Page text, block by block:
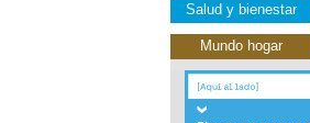
Salud y bienestar
Mundo hogar